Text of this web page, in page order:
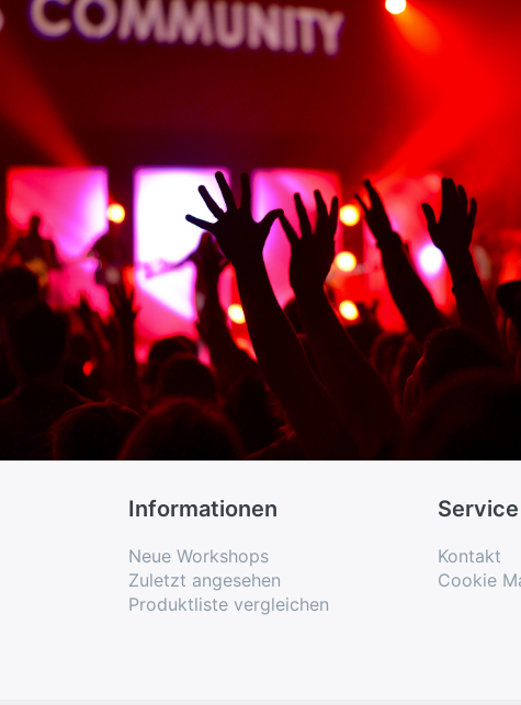
Informationen
Neue Workshops
Zuletzt angesehen
Produktliste vergleichen
Service
Kontakt
Cookie